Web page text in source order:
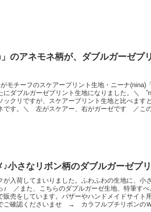
のアネモネ柄が、ダブルガーゼプ
モチーフのスケアープリント生地・ニーナ(nina)
にダブルガーゼプリント生地になりました。＼
クリですが、スケアープリント生地と比べます
です。＼ 左がスケアー、右がガーゼです ／こ
小さなリボン柄のダブルガーゼプ
入荷してまいりました。ふわふわの生地に、小
／また、こちらのダブルガーゼ生地、特筆すべ
売をしています。バザーやハンドメイドサイト
ご確認くださいませ → カラフルプチリボンの